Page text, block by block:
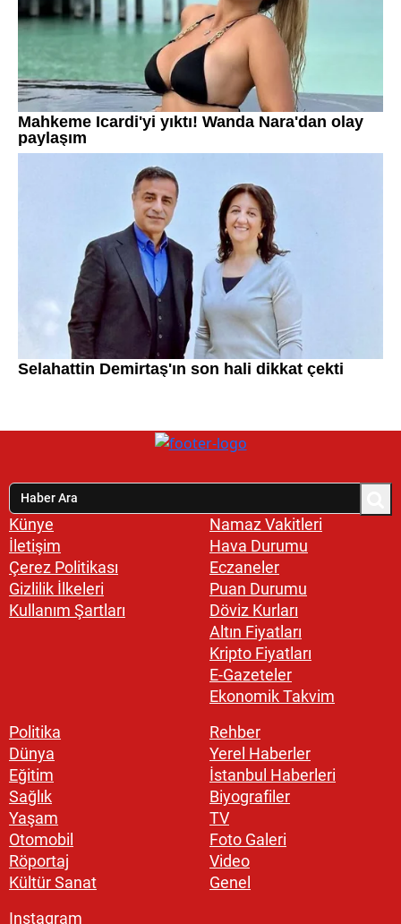
Künye
İletişim
Çerez Politikası
Gizlilik İlkeleri
Kullanım Şartları
Namaz Vakitleri
Hava Durumu
Eczaneler
Puan Durumu
Döviz Kurları
Altın Fiyatları
Kripto Fiyatları
E-Gazeteler
Ekonomik Takvim
Politika
Dünya
Eğitim
Sağlık
Yaşam
Otomobil
Röportaj
Kültür Sanat
Rehber
Yerel Haberler
İstanbul Haberleri
Biyografiler
TV
Foto Galeri
Video
Genel
Instagram